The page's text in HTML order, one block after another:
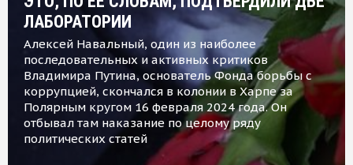
ЛАБОРАТОРИИ
Алексей Навальный, один из наиболее
последовательных и активных критиков
Владимира Путина, основатель Фонда борьбы с
коррупцией, скончался в колонии в Харпе за
Полярным кругом 16 февраля 2024 года. Он
отбывал там наказание по целому ряду
политических статей